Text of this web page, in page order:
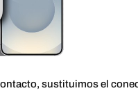
sustituimos el